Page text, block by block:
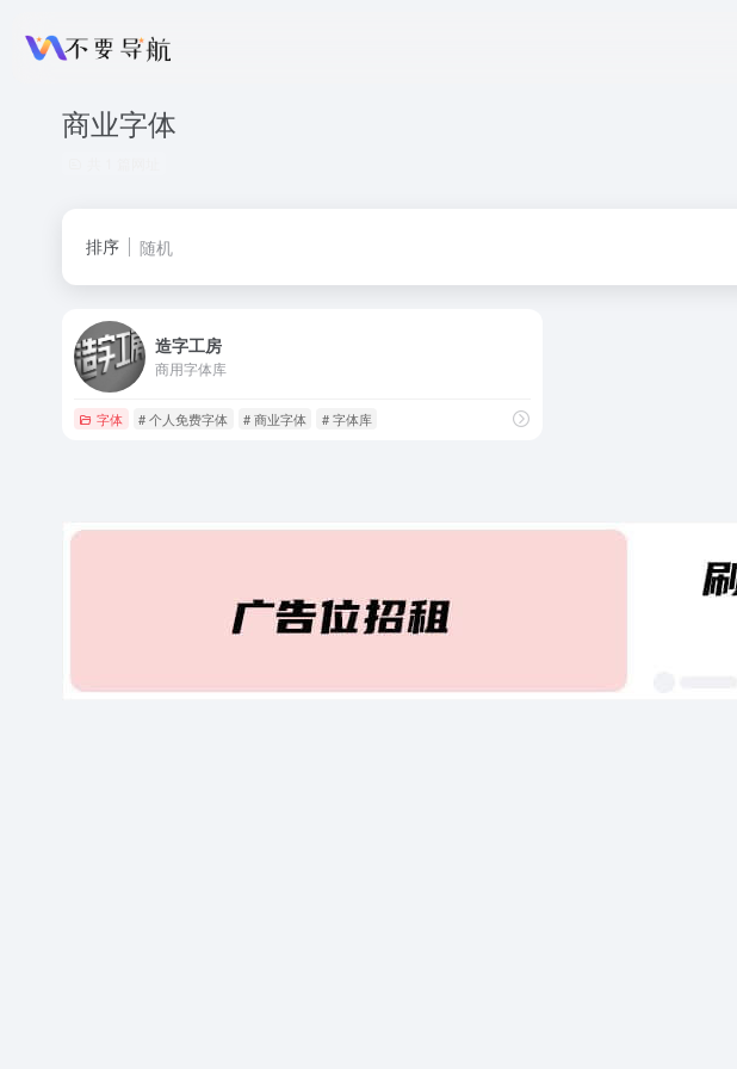
商业字体
排序 随机
造字工房
商用字体库
字体 # 个人免费字体 # 商业字体 # 字体库